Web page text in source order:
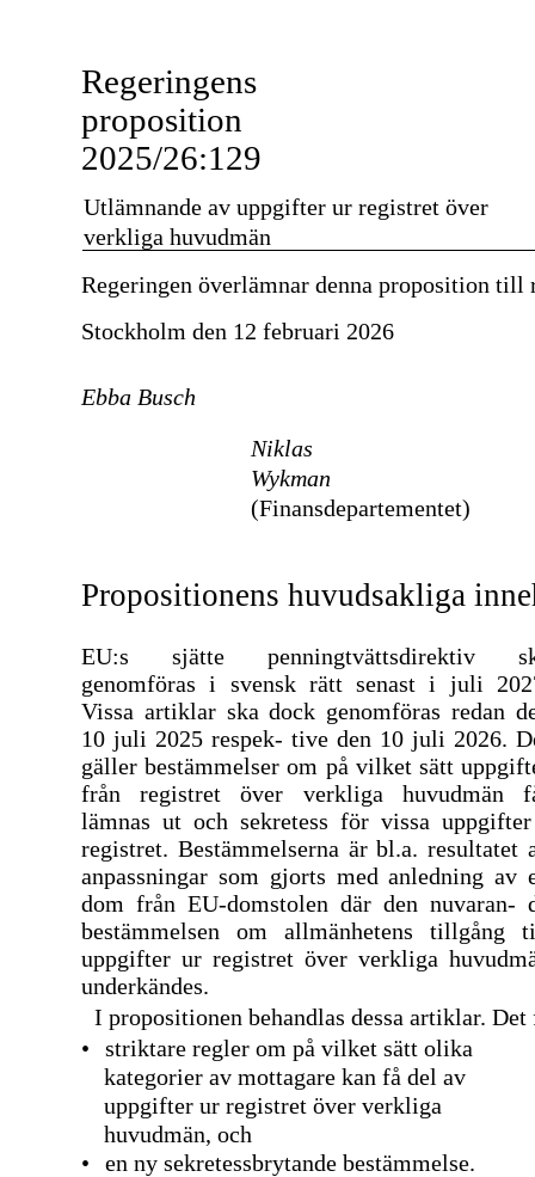
Regeringens
proposition
2025/26:129
Utlämnande av uppgifter ur registret över
verkliga huvudmän
Regeringen överlämnar denna proposition till
Stockholm den 12 februari 2026
Ebba Busch
Niklas
Wykman
(Finansdepartementet)
Propositionens huvudsakliga
EU:s sjätte penningtvättsdirektiv
genomföras i svensk rätt senast i juli
Vissa artiklar ska dock genomföras redan
10 juli 2025 respek- tive den 10 juli 2026.
gäller bestämmelser om på vilket sätt
från registret över verkliga huvudmän
lämnas ut och sekretess för vissa
registret. Bestämmelserna är bl.a. resultatet
anpassningar som gjorts med anledning av
dom från EU-domstolen där den nuvaran-
bestämmelsen om allmänhetens tillgång
uppgifter ur registret över verkliga
underkändes.
I propositionen behandlas dessa artiklar.
•
striktare regler om på vilket sätt olika
kategorier av mottagare kan få del av
uppgifter ur registret över verkliga
huvudmän, och
•
en ny sekretessbrytande bestämmelse.